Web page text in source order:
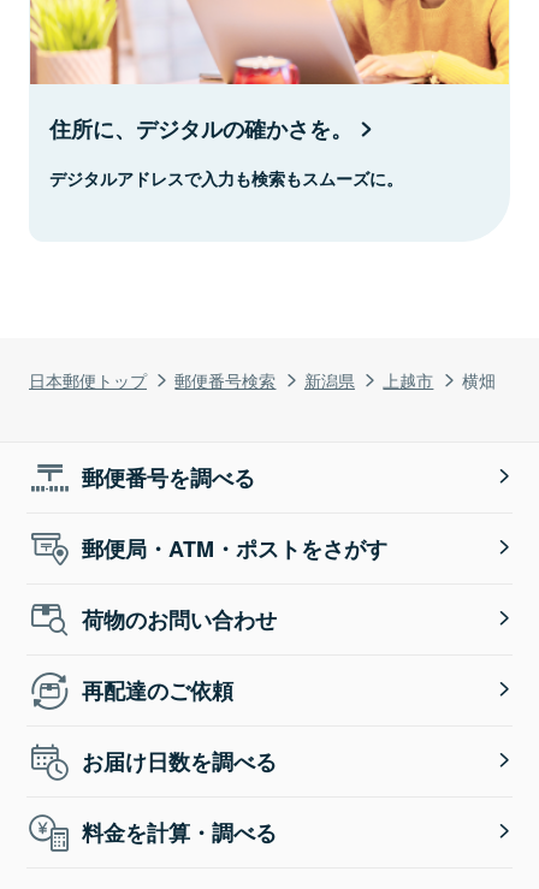
日本郵便トップ 郵便番号検索 新潟県 上越市 横畑
住所に、デジタルの確かさを。
デジタルアドレスで入力も検索もスムーズに。
郵便番号を調べる
郵便局・ATM・ポストをさがす
荷物のお問い合わせ
再配達のご依頼
お届け日数を調べる
料金を計算・調べる